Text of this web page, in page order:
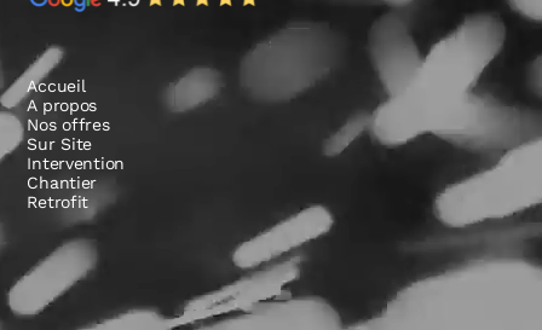
Accueil
A propos
Nos offres
Sur Site
Intervention
Chantier
Retrofit